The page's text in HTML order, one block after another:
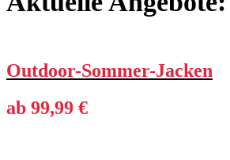
Outdoor-Sommer-Jacken
ab 99,99 €